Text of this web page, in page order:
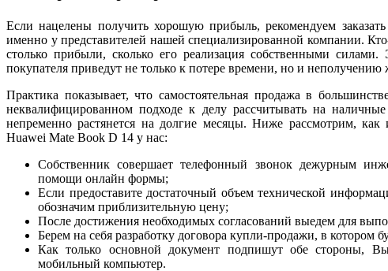
Если нацелены получить хорошую прибыль, рекомендуем
именно у представителей нашей специализированной компании.
столько прибыли, сколько его реализация собственными
покупателя приведут не только к потере времени, но и
Практика показывает, что самостоятельная продажа в
неквалифицированном подходе к делу рассчитывать на
непременно растянется на долгие месяцы. Ниже рассмотрим,
Huawei Mate Book D 14 у нас:
Собственник совершает телефонный звонок дежурным
помощи онлайн формы;
Если предоставите достаточный объем технической
обозначим приблизительную цену;
После достижения необходимых согласований выедем для
Берем на себя разработку договора купли-продажи, в котором
Как только основной документ подпишут обе стороны,
мобильный компьютер.